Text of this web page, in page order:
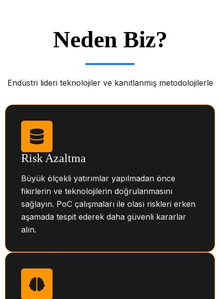
Neden Biz?
Endüstri lideri teknolojiler ve kanıtlanmış metodolojilerle
Risk Azaltma
Büyük ölçekli yatırımlar yapılmadan önce
fikirlerin ve teknolojilerin doğrulanmasını
sağlayın. PoC çalışmaları ile olası riskleri erken
aşamada tespit ederek daha güvenli kararlar
alın.